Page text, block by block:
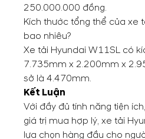
250.000.000 đồng.
Kích thước tổng thể của xe
bao nhiêu?
Xe tải Hyundai W11SL có
7.735mm x 2.200mm x
sở là 4.470mm.
Kết Luận
Với đầy đủ tính năng tiện
giá trị mua hợp lý, xe tải
lựa chọn hàng đầu cho